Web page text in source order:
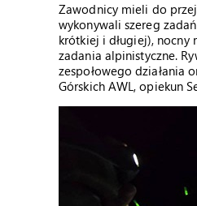
Zawodnicy mieli do
wykonywali szereg
krótkiej i długiej), nocny
zadania alpinistyczne.
zespołowego działania
Górskich AWL, opiekun